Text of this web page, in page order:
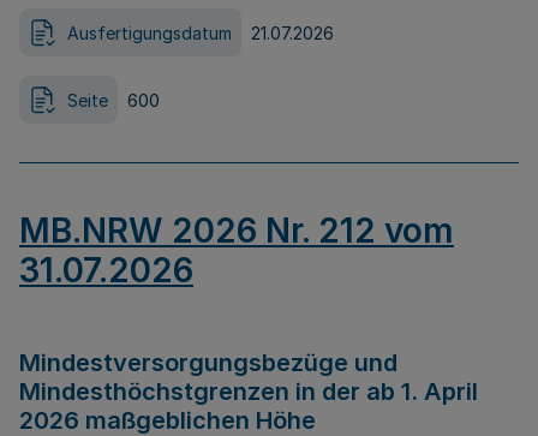
Ausfertigungsdatum 21.07.2026
Seite 600
MB.NRW 2026 Nr. 212 vom
31.07.2026
Mindestversorgungsbezüge und
Mindesthöchstgrenzen in der ab 1. April
2026 maßgeblichen Höhe